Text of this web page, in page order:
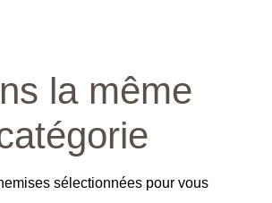
la même
sélectionnées pour vous